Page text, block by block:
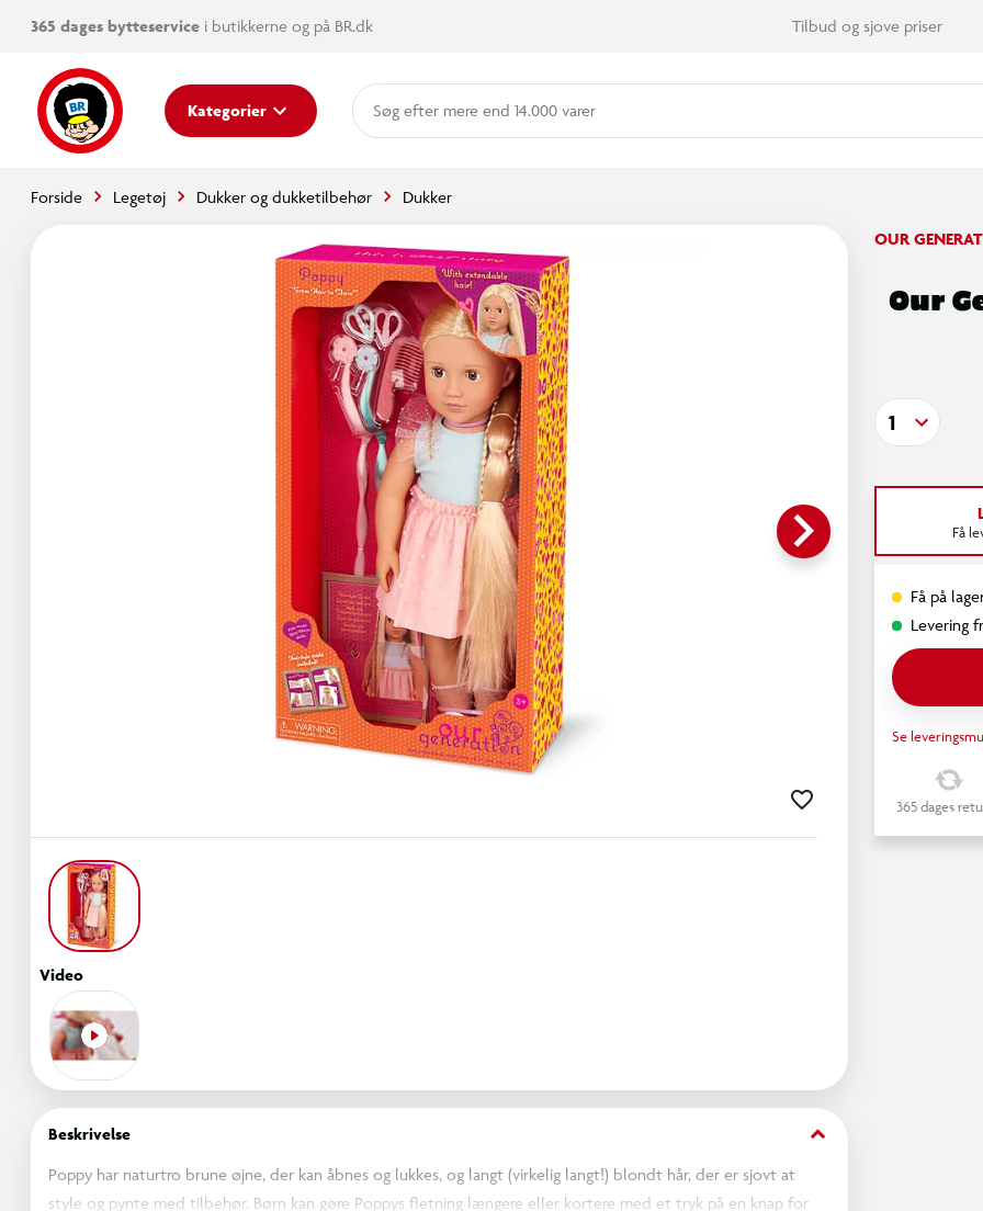
365 dages bytteservice i butikkerne og på BR.dk Tilbud og sjove priser
Kategorier mere end 14.000 varer
Forside Legetøj Dukker og dukketilbehør Dukker
keyboard_arrow_right
Video
Beskrivelse keyboard_arrow_down
Poppy har naturtro brune øjne, der kan åbnes og lukkes, og langt (virkelig langt!) blondt hår, der er sjovt at
style og pynte med tilbehør. Børn kan gøre Poppys fletning længere eller kortere med et tryk på en knap for
OUR
Our
1
Få
Få på
Levering
Se
365 dages